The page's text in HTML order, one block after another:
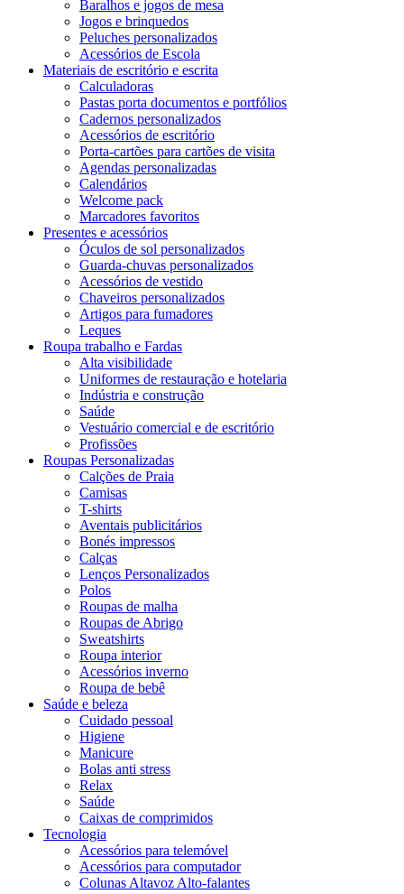
Baralhos e jogos de mesa
Jogos e brinquedos
Peluches personalizados
Acessórios de Escola
Materiais de escritório e escrita
Calculadoras
Pastas porta documentos e portfólios
Cadernos personalizados
Acessórios de escritório
Porta-cartões para cartões de visita
Agendas personalizadas
Calendários
Welcome pack
Marcadores favoritos
Presentes e acessórios
Óculos de sol personalizados
Guarda-chuvas personalizados
Acessórios de vestido
Chaveiros personalizados
Artigos para fumadores
Leques
Roupa trabalho e Fardas
Alta visibilidade
Uniformes de restauração e hotelaria
Indústria e construção
Saúde
Vestuário comercial e de escritório
Profissões
Roupas Personalizadas
Calções de Praia
Camisas
T-shirts
Aventais publicitários
Bonés impressos
Calças
Lenços Personalizados
Polos
Roupas de malha
Roupas de Abrigo
Sweatshirts
Roupa interior
Acessórios inverno
Roupa de bebê
Saúde e beleza
Cuidado pessoal
Higiene
Manicure
Bolas anti stress
Relax
Saúde
Caixas de comprimidos
Tecnologia
Acessórios para telemóvel
Acessórios para computador
Colunas Altavoz Alto-falantes